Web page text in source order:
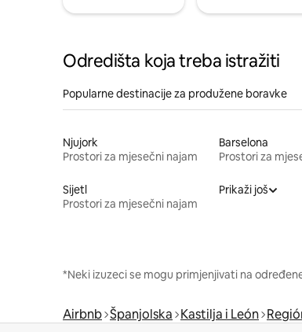
Odredišta koja treba istražiti
Popularne destinacije za produžene boravke
Njujork
Prostori za mjesečni najam
Barselona
Prostori za
Sijetl
Prostori za mjesečni najam
Prikaži još
*Neki izuzeci se mogu primjenjivati na
Airbnb Španjolska Kastilja i León